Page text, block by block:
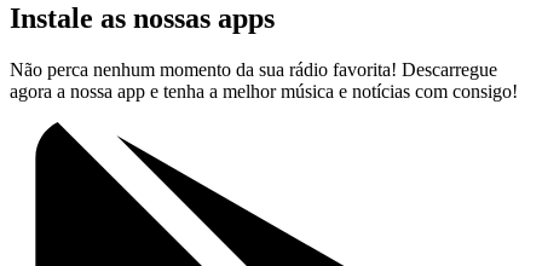
Instale as nossas apps
Não perca nenhum momento da sua rádio favorita! Descarregue
agora a nossa app e tenha a melhor música e notícias com consigo!